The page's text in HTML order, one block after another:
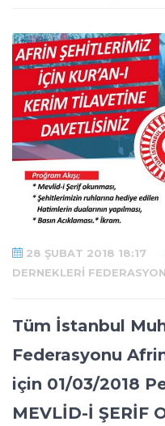
28 ŞUBAT 2018 18:17
DERNEKLERI
Tüm İstanbul
Federasyonu
için 01/03/2018
MEVLİD-İ ŞERİF